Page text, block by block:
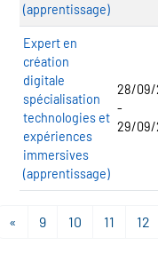
(apprentissage)
Expert en
création
digitale
spécialisation
technologies et
expériences
immersives
(apprentissage)
28/09/
-
29/09/
« 9 10 11 12